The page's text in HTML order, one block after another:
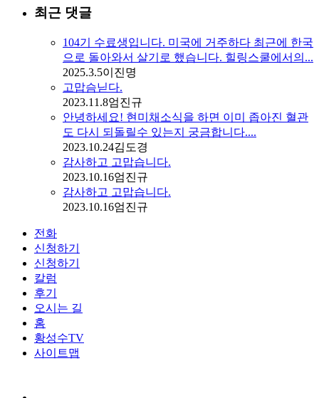
최근 댓글
104기 수료생입니다. 미국에 거주하다 최근에 한국
으로 돌아와서 살기로 했습니다. 힐링스쿨에서의...
2025.3.5이진명
고맙슴닏다.
2023.11.8엄진규
안녕하세요! 현미채소식을 하면 이미 좁아진 혈관
도 다시 되돌릴수 있는지 궁금합니다....
2023.10.24김도경
감사하고 고맙습니다.
2023.10.16엄진규
감사하고 고맙습니다.
2023.10.16엄진규
전화
신청하기
신청하기
칼럼
후기
오시는 길
홈
황성수TV
사이트맵